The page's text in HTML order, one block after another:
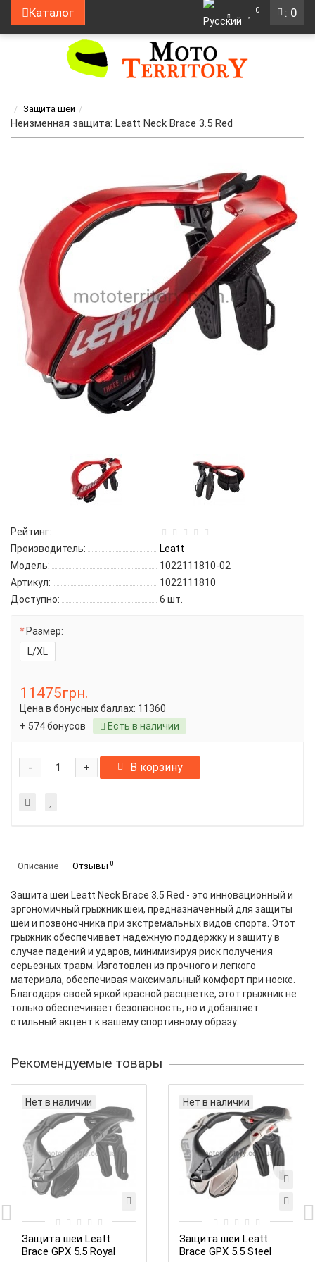
: 0
Каталог 0
Защита шеи
Неизменная защита: Leatt Neck Brace 3.5 Red
Рейтинг:
Производитель:
Leatt
Модель:
1022111810-02
Артикул:
1022111810
Доступно:
6 шт.
Размер:
L/XL
11475грн.
Цена в бонусных баллах: 11360
+ 574 бонусов
Есть в наличии
+
- В корзину
Описание Отзывы 0
Защита шеи Leatt Neck Brace 3.5 Red - это инновационный и
эргономичный грыжник шеи, предназначенный для защиты
шеи и позвоночника при экстремальных видов спорта. Этот
грыжник обеспечивает надежную поддержку и защиту в
случае падений и ударов, минимизируя риск получения
серьезных травм. Изготовлен из прочного и легкого
материала, обеспечивая максимальный комфорт при носке.
Благодаря своей яркой красной расцветке, этот грыжник не
только обеспечивает безопасность, но и добавляет
стильный акцент к вашему спортивному образу.
Рекомендуемые товары
Нет в наличии
Защита шеи Leatt
Brace GPX 5.5 Royal
Нет в наличии
Защита шеи Leatt
Brace GPX 5.5 Steel